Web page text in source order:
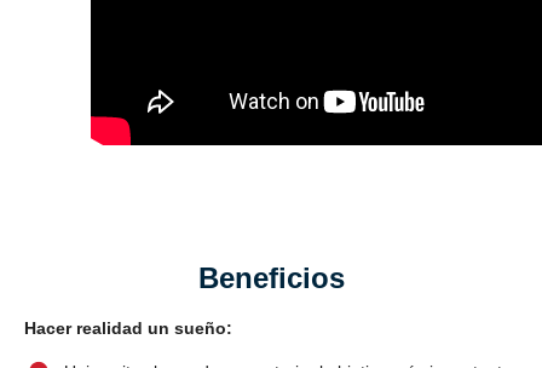
Beneficios
Hacer realidad un sueño: